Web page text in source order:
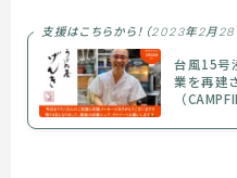
支援はこちらから！（2023年2月28
台風15号
業を再建
（